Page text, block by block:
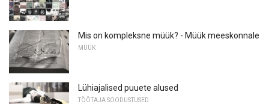
Mis on kompleksne müük? - Müük meeskonnale
MÜÜK
Lühiajalised puuete alused
TÖÖTAJA SOODUSTUSED